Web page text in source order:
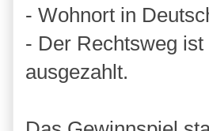
- Wohnort in
- Der Rechtsweg
ausgezahlt.